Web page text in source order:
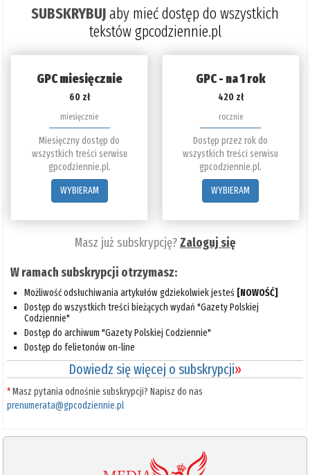
SUBSKRYBUJaby mieć dostęp do wszystkich
tekstów gpcodziennie.pl
GPC miesięcznie
60 zł
miesięcznie
Miesięczny dostęp do
wszystkich treści serwisu
gpcodziennie.pl.
WYBIERAM
GPC - na 1 rok
420 zł
rocznie
Dostęp przez rok do
wszystkich treści serwisu
gpcodziennie.pl.
WYBIERAM
Masz już subskrypcję?Zaloguj się
W ramach subskrypcji otrzymasz:
Możliwość odsłuchiwania artykułów gdziekolwiek jesteś [NOWOŚĆ]
Dostęp do wszystkich treści bieżących wydań "Gazety Polskiej
Codziennie"
Dostęp do archiwum "Gazety Polskiej Codziennie"
Dostęp do felietonów on-line
Dowiedz się więcej o subskrypcji»
*Masz pytania odnośnie subskrypcji? Napisz do nas
prenumerata@gpcodziennie.pl